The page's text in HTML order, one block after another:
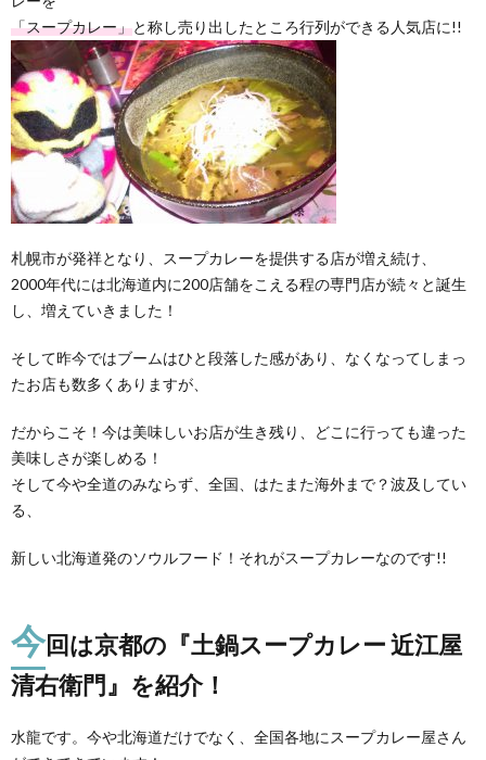
「スープカレー」と称し売り出したところ行列ができる人気店に!!
札幌市が発祥となり、スープカレーを提供する店が増え続け、
2000年代には北海道内に200店舗をこえる程の専門店が続々と誕生
し、増えていきました！
そして昨今ではブームはひと段落した感があり、なくなってしまっ
たお店も数多くありますが、
だからこそ！今は美味しいお店が生き残り、どこに行っても違った
美味しさが楽しめる！
そして今や全道のみならず、全国、はたまた海外まで？波及してい
る、
新しい北海道発のソウルフード！それがスープカレーなのです!!
今回は京都の『土鍋スープカレー 近江屋
清右衛門』を紹介！
水龍です。今や北海道だけでなく、全国各地にスープカレー屋さん